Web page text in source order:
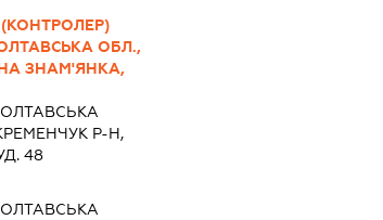
ОБЛ.,
ЗНАМ'ЯНКА,
Р-Н,
48